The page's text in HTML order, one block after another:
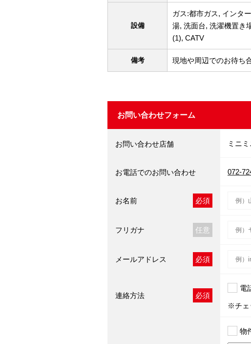
設備
ガス:都市ガス, インタ
湯, 洗面台, 洗濯機置き
(1), CATV
備考 現地や周辺でのお待ち
お問い合わせフォーム
お問い合わせ店舗 ミニ
お電話でのお問い合わせ 072-
お名前 必須
フリガナ 任意
メールアドレス 必須
連絡方法 必須
電
※チェ
物